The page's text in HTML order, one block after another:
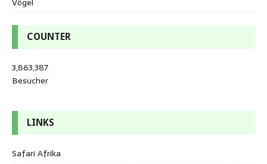
COUNTER
3,863,387
Besucher
LINKS
Safari Afrika